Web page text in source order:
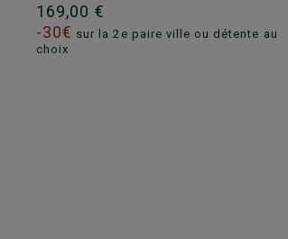
169,00 €
-30€ sur la 2e paire ville ou détente au
choix